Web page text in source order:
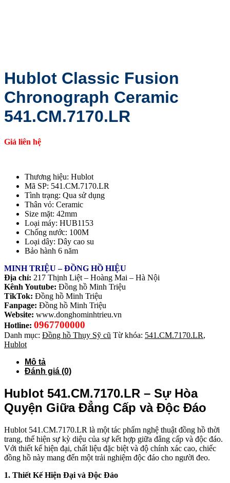
Hublot Classic Fusion
Chronograph Ceramic
541.CM.7170.LR
Giá liên hệ
Thương hiệu: Hublot
Mã SP: 541.CM.7170.LR
Tình trạng: Qua sử dụng
Thân vỏ: Ceramic
Size mặt: 42mm
Loại máy: HUB1153
Chống nước: 100M
Loại dây: Dây cao su
Bảo hành 6 năm
MINH TRIỆU – ĐỒNG HỒ HIỆU
Địa chỉ: 217 Thịnh Liệt – Hoàng Mai – Hà Nội
Kênh Youtube: Đồng hồ Minh Triệu
TikTok: Đồng hồ Minh Triệu
Fanpage: Đồng hồ Minh Triệu
Website: www.donghominhtrieu.vn
Hotline: 0967700000
Danh mục: Đồng hồ Thụy Sỹ cũ Từ khóa: 541.CM.7170.LR,
Hublot
Mô tả
Đánh giá (0)
Hublot 541.CM.7170.LR – Sự Hòa
Quyện Giữa Đẳng Cấp và Độc Đáo
Hublot 541.CM.7170.LR là một tác phẩm nghệ thuật đồng hồ thời
trang, thể hiện sự kỳ diệu của sự kết hợp giữa đẳng cấp và độc đáo.
Với thiết kế hiện đại, chất liệu đặc biệt và độ chính xác cao, chiếc
đồng hồ này mang đến một trải nghiệm độc đáo cho người đeo.
1. Thiết Kế Hiện Đại và Độc Đáo